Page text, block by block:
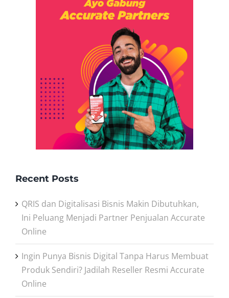
Recent Posts
QRIS dan Digitalisasi Bisnis Makin Dibutuhkan,
Ini Peluang Menjadi Partner Penjualan Accurate
Online
Ingin Punya Bisnis Digital Tanpa Harus Membuat
Produk Sendiri? Jadilah Reseller Resmi Accurate
Online